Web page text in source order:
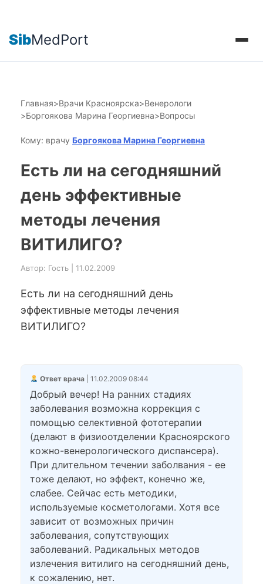
SibMedPort
Главная>Врачи Красноярска>Венерологи
>Боргоякова Марина Георгиевна>Вопросы
Кому: врачу Боргоякова Марина Георгиевна
Есть ли на сегодняшний
день эффективные
методы лечения
ВИТИЛИГО?
Автор: Гость | 11.02.2009
Есть ли на сегодняшний день
эффективные методы лечения
ВИТИЛИГО?
Ответ врача| 11.02.2009 08:44
Добрый вечер! На ранних стадиях
заболевания возможна коррекция с
помощью селективной фототерапии
(делают в физиоотделении Красноярского
кожно-венерологического диспансера).
При длительном течении заболвания - ее
тоже делают, но эффект, конечно же,
слабее. Сейчас есть методики,
используемые косметологами. Хотя все
зависит от возможных причин
заболевания, сопутствующих
заболеваний. Радикальных методов
излечения витилиго на сегодняшний день,
к сожалению, нет.